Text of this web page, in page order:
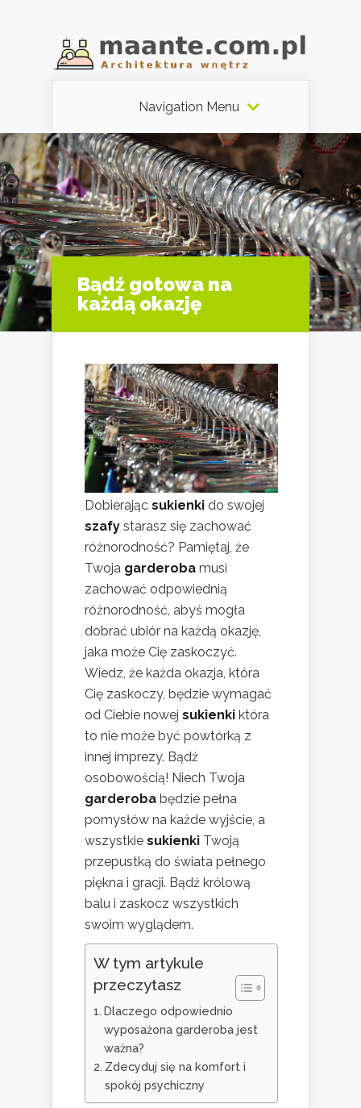
Navigation Menu
Bądź gotowa na
każdą okazję
Dobierając sukienki do swojej
szafy starasz się zachować
różnorodność? Pamiętaj, że
Twoja garderoba musi
zachować odpowiednią
różnorodność, abyś mogła
dobrać ubiór na każdą okazję,
jaka może Cię zaskoczyć.
Wiedz, że każda okazja, która
Cię zaskoczy, będzie wymagać
od Ciebie nowej sukienki która
to nie może być powtórką z
innej imprezy. Bądź
osobowością! Niech Twoja
garderoba będzie pełna
pomysłów na każde wyjście, a
wszystkie sukienki Twoją
przepustką do świata pełnego
piękna i gracji. Bądź królową
balu i zaskocz wszystkich
swoim wyglądem.
W tym artykule
przeczytasz
Dlaczego odpowiednio
wyposażona garderoba jest
ważna?
Zdecyduj się na komfort i
spokój psychiczny